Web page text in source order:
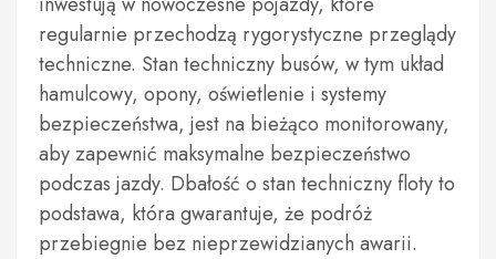
regularnie przechodzą rygorystyczne przeglądy
techniczne. Stan techniczny busów, w tym układ
hamulcowy, opony, oświetlenie i systemy
bezpieczeństwa, jest na bieżąco monitorowany,
aby zapewnić maksymalne bezpieczeństwo
podczas jazdy. Dbałość o stan techniczny floty to
podstawa, która gwarantuje, że podróż
przebiegnie bez nieprzewidzianych awarii.